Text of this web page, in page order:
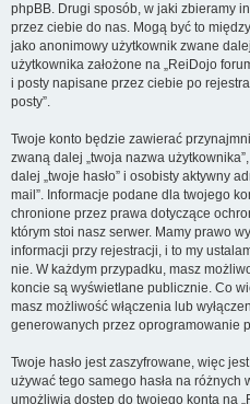
phpBB. Drugi sposób, w jaki zbieramy
przez ciebie do nas. Mogą być to
jako anonimowy użytkownik zwane
użytkownika założone na „ReiDojo
i posty napisane przez ciebie po
posty”.
Twoje konto będzie zawierać
zwaną dalej „twoja nazwa
dalej „twoje hasło” i osobisty aktywny
mail”. Informacje podane dla twojego
chronione przez prawa dotyczące
którym stoi nasz serwer. Mamy prawo
informacji przy rejestracji, i to my
nie. W każdym przypadku, masz
koncie są wyświetlane publicznie. Co
masz możliwość włączenia lub
generowanych przez oprogramowanie
Twoje hasło jest zaszyfrowane, więc
używać tego samego hasła na różnych
umożliwia dostęp do twojego konta na